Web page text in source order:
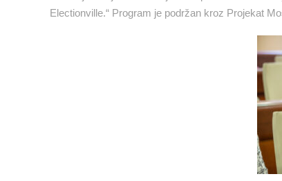
Electionville.“ Program je podržan kroz Projekat